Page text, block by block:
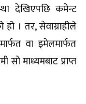
देखिएपछि कमेन्ट
। तर, सेवाग्राहीले
वा इमेलमार्फत
सो माध्यमबाट प्राप्त